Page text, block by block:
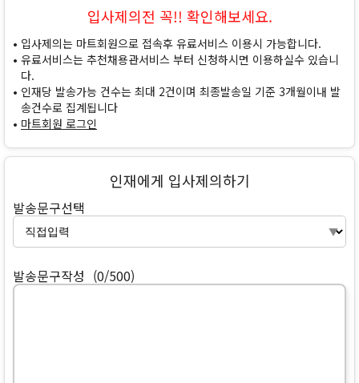
입사제의전 꼭!! 확인해보세요.
입사제의는 마트회원으로 접속후 유료서비스 이용시 가능합니다.
유료서비스는 추천채용관서비스 부터 신청하시면 이용하실수 있습니
다.
인재당 발송가능 건수는 최대 2건이며 최종발송일 기준 3개월이내 발
송건수로 집계됩니다
마트회원 로그인
인재에게 입사제의하기
발송문구선택
발송문구작성 (0/500)